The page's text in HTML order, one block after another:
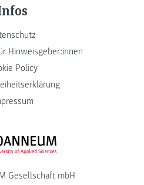
Hinweisgeber:innen
Policy
FH JOANNEUM Logo
Gesellschaft mbH